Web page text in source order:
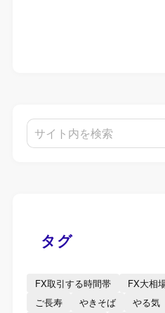
タグ
FX取引する時間帯 FX大相
ご長寿
やきそば やる気